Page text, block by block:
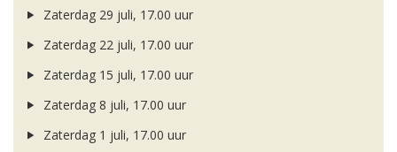
Zaterdag 29 juli, 17.00 uur
Zaterdag 22 juli, 17.00 uur
Zaterdag 15 juli, 17.00 uur
Zaterdag 8 juli, 17.00 uur
Zaterdag 1 juli, 17.00 uur